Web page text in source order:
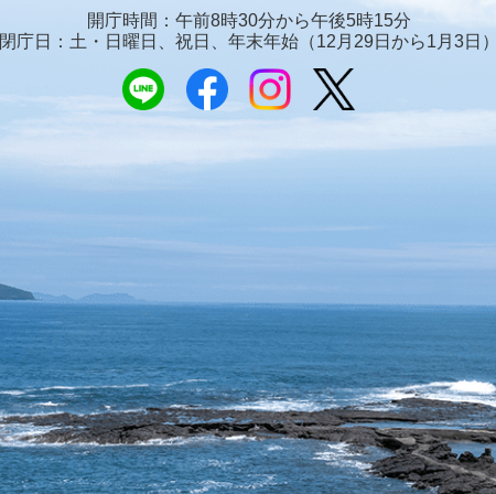
開庁時間：午前8時30分から午後5時15分
閉庁日：土・日曜日、祝日、年末年始 （12月29日から1月3日